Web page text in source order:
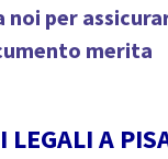
noi per
merita
LEGALI A